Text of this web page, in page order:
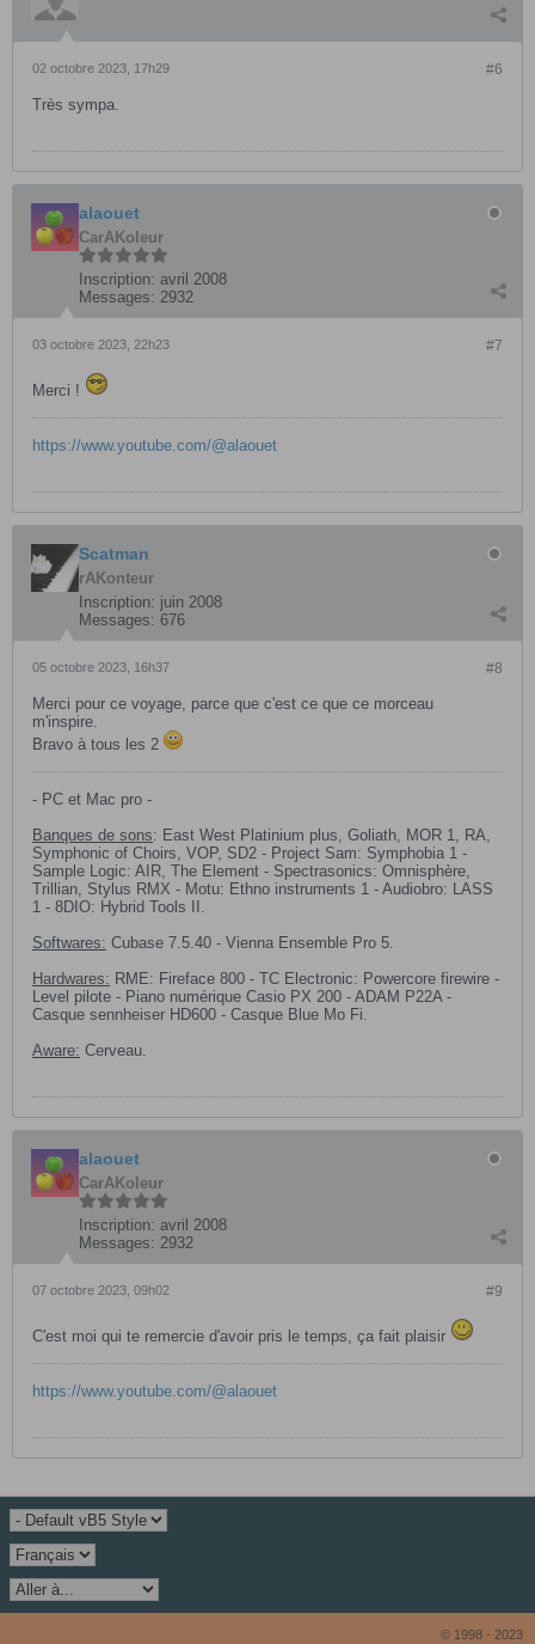
#6
02 octobre 2023, 17h29
Très sympa.
alaouet
CarAKoleur
Inscription: avril 2008
Messages: 2932
#7
03 octobre 2023, 22h23
Merci !
https://www.youtube.com/@alaouet
Scatman
rAKonteur
Inscription: juin 2008
Messages: 676
#8
05 octobre 2023, 16h37
Merci pour ce voyage, parce que c'est ce que ce morceau
m'inspire.
Bravo à tous les 2
- PC et Mac pro -
Banques de sons: East West Platinium plus, Goliath, MOR 1, RA,
Symphonic of Choirs, VOP, SD2 - Project Sam: Symphobia 1 -
Sample Logic: AIR, The Element - Spectrasonics: Omnisphère,
Trillian, Stylus RMX - Motu: Ethno instruments 1 - Audiobro: LASS
1 - 8DIO: Hybrid Tools II.
Softwares: Cubase 7.5.40 - Vienna Ensemble Pro 5.
Hardwares: RME: Fireface 800 - TC Electronic: Powercore firewire -
Level pilote - Piano numérique Casio PX 200 - ADAM P22A -
Casque sennheiser HD600 - Casque Blue Mo Fi.
Aware: Cerveau.
alaouet
CarAKoleur
Inscription: avril 2008
Messages: 2932
#9
07 octobre 2023, 09h02
C'est moi qui te remercie d'avoir pris le temps, ça fait plaisir
https://www.youtube.com/@alaouet
© 1998 - 2023